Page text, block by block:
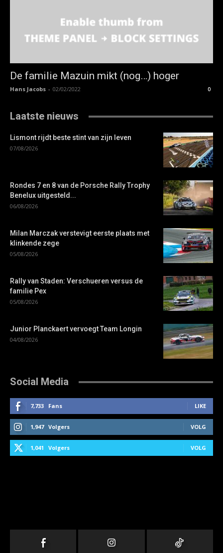
De familie Mazuin mikt (nog…) hoger
Hans Jacobs - 02/02/2022 0
Laatste nieuws
Lismont rijdt beste stint van zijn leven
07/08/2026
Rondes 7 en 8 van de Porsche Rally Trophy
Benelux uitgesteld...
06/08/2026
Milan Marczak verstevigt eerste plaats met
klinkende zege
05/08/2026
Rally van Staden: Verschueren versus de
familie Pex
05/08/2026
Junior Planckaert vervoegt Team Longin
04/08/2026
Social Media
7,733 Fans LIKE
1,947 Volgers VOLG
1,041 Volgers VOLG